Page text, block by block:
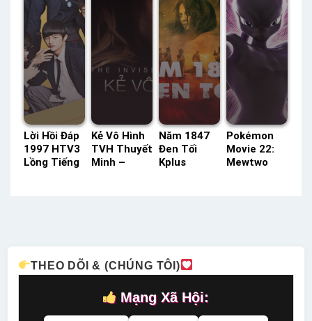
Lời Hồi Đáp
1997 HTV3
Lồng Tiếng
Minh
Kẻ Vô Hình
TVH Thuyết
Minh –
Năm 1847
Đen Tối
Kplus
Pokémon
Movie 22:
Mewtwo
THEO DÕI & (CHÚNG TÔI)
Mạng Xã Hội: